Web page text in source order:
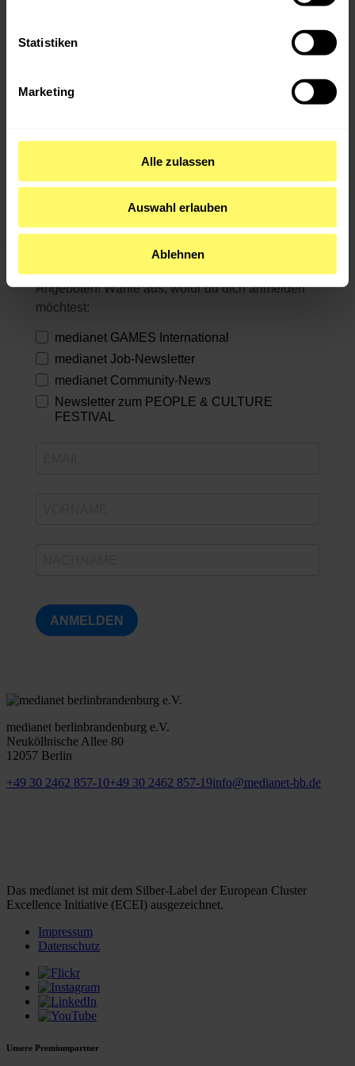
Statistiken
Marketing
Alle zulassen
Auswahl erlauben
Ablehnen
an für den Community-, Job- oder Games-Newsletter!
Abonniere unsere Newsletter!
Angeboten! Wähle aus, wofür du dich anmelden
möchtest:
medianet GAMES International
medianet Job-Newsletter
medianet Community-News
Newsletter zum PEOPLE & CULTURE
FESTIVAL
ANMELDEN
medianet berlinbrandenburg e.V.
Neuköllnische Allee 80
12057 Berlin
+49 30 2462 857-10+49 30 2462 857-19info@medianet-bb.de
Das medianet ist mit dem Silber-Label der European Cluster
Excellence Initiative (ECEI) ausgezeichnet.
Impressum
Datenschutz
Unsere Premiumpartner